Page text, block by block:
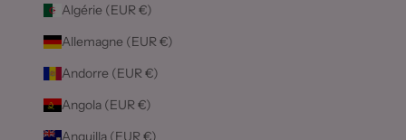
Algérie (EUR €)
Allemagne (EUR €)
Andorre (EUR €)
Angola (EUR €)
Anguilla (EUR €)